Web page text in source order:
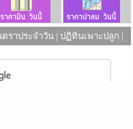
ราประจำวัน | ปฏิทินเพาะปลูก |